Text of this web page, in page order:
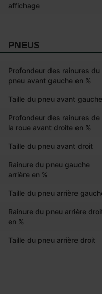
affichage
PNEUS
Profondeur des rainures du
pneu avant gauche en %
Taille du pneu avant gauche
Profondeur des rainures de
la roue avant droite en %
Taille du pneu avant droit
Rainure du pneu gauche
arrière en %
Taille du pneu arrière
Rainure du pneu arrière
en %
Taille du pneu arrière droit